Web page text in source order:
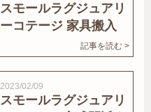
スモールラグジュアリ
ーコテージ 家具搬入
記事を読む >
2023/02/09
スモールラグジュアリ